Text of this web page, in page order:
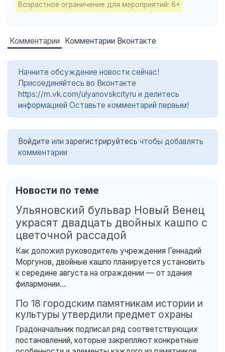
Возрастное ограничение для мероприятий: 6+
Комментарии Комментарии Вконтакте
Начните обсуждение новости сейчас!
Присоединяйтесь во Вконтакте
https://m.vk.com/ulyanovskcityru и делитесь
информацией Оставьте комментарий первым!
Войдите или зарегистрируйтесь чтобы добавлять
комментарии
Новости по теме
Ульяновский бульвар Новый Венец
украсят двадцать двойных кашпо с
цветочной рассадой
Как доложил руководитель учреждения Геннадий
Моргунов, двойные кашпо планируется установить
к середине августа на ограждении — от здания
филармонии...
По 18 городским памятникам истории и
культуры утвердили предмет охраны
Градоначальник подписал ряд соответствующих
постановлений, которые закрепляют конкретные